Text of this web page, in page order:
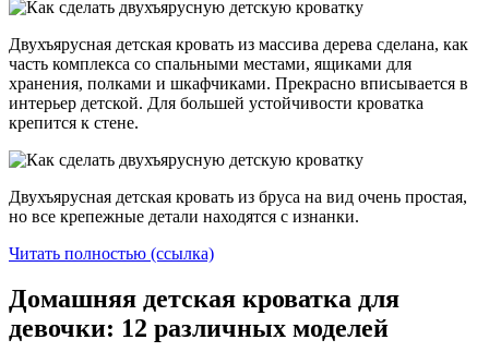
Двухъярусная детская кровать из массива дерева сделана, как
часть комплекса со спальными местами, ящиками для
хранения, полками и шкафчиками. Прекрасно вписывается в
интерьер детской. Для большей устойчивости кроватка
крепится к стене.
Двухъярусная детская кровать из бруса на вид очень простая,
но все крепежные детали находятся с изнанки.
Читать полностью (ссылка)
Домашняя детская кроватка для
девочки: 12 различных моделей